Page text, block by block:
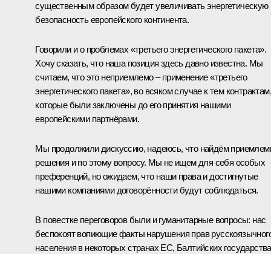
существенным образом будет увеличивать энергетическую
безопасность европейского континента.
Говорили и о проблемах «третьего энергетического пакета».
Хочу сказать, что наша позиция здесь давно известна. Мы
считаем, что это неприемлемо – применение «третьего
энергетического пакета», во всяком случае к тем контрактам,
которые были заключены до его принятия нашими
европейскими партнёрами.
Мы продолжили дискуссию, надеюсь, что найдём
решения и по этому вопросу. Мы не ищем для себя особых
преференций, но ожидаем, что наши права и достигнутые
нашими компаниями договорённости будут соблюдаться.
В повестке переговоров были и гуманитарные вопросы: нас
беспокоят вопиющие факты нарушения прав
населения в некоторых странах ЕС, Балтийских